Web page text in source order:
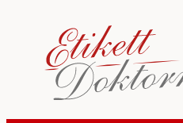
innehåll